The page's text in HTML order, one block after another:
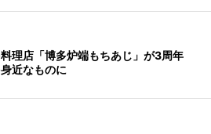
理店「博多炉端もちあじ」が3周年
近なものに